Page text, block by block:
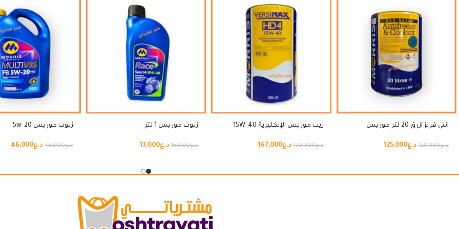
انتي فريز ازرق 20 لتر موريس
د.ع128,000 د.ع125,000
زيت موريس الإنكليزية 15W-40
د.ع170,000 د.ع167,000
زيوت موريس 1 لتر
د.ع15,000 د.ع13,000
زيوت موريس 5w-20
د.ع48,000 د.ع46,000